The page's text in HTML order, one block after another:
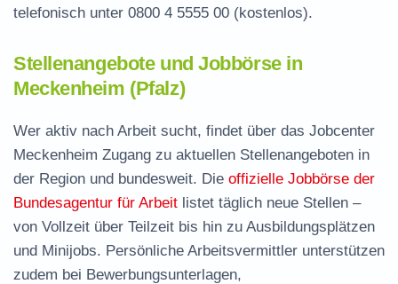
telefonisch unter 0800 4 5555 00 (kostenlos).
Stellenangebote und Jobbörse in
Meckenheim (Pfalz)
Wer aktiv nach Arbeit sucht, findet über das Jobcenter
Meckenheim Zugang zu aktuellen Stellenangeboten in
der Region und bundesweit. Die offizielle Jobbörse der
Bundesagentur für Arbeit listet täglich neue Stellen –
von Vollzeit über Teilzeit bis hin zu Ausbildungsplätzen
und Minijobs. Persönliche Arbeitsvermittler unterstützen
zudem bei Bewerbungsunterlagen,